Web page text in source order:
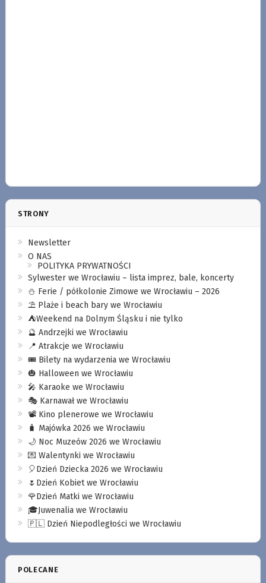
STRONY
Newsletter
O NAS
POLITYKA PRYWATNOŚCI
Sylwester we Wrocławiu – lista imprez, bale, koncerty
⛄️ Ferie / półkolonie Zimowe we Wrocławiu – 2026
⛱️ Plaże i beach bary we Wrocławiu
⛺️Weekend na Dolnym Śląsku i nie tylko
🔮 Andrzejki we Wrocławiu
📍 Atrakcje we Wrocławiu
🎟️ Bilety na wydarzenia we Wrocławiu
🎃 Halloween we Wrocławiu
🎤 Karaoke we Wrocławiu
🎭 Karnawał we Wrocławiu
📽️ Kino plenerowe we Wrocławiu
🧳 Majówka 2026 we Wrocławiu
🌙 Noc Muzeów 2026 we Wrocławiu
💌 Walentynki we Wrocławiu
🎈Dzień Dziecka 2026 we Wrocławiu
🌷Dzień Kobiet we Wrocławiu
🌹Dzień Matki we Wrocławiu
🎓Juwenalia we Wrocławiu
🇵🇱 Dzień Niepodległości we Wrocławiu
POLECANE